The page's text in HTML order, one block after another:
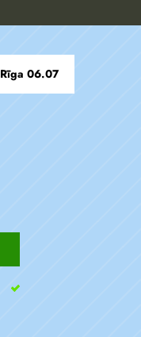
Rīga 06.07